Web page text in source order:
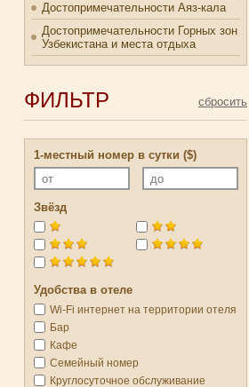
Достопримечательности Аяз-кала
Достопримечательности Горных зон
Узбекистана и места отдыха
ФИЛЬТР
1-местный номер в сутки ($)
Звёзд
Удобства в отеле
Wi-Fi интернет на территории отеля
Бар
Кафе
Семейный номер
Круглосуточное обслуживание